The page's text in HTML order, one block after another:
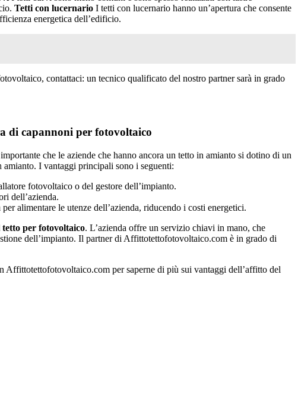
Tetti con lucernario I tetti con lucernario hanno un’apertura che consente
energetica dell’edificio.
contattaci: un tecnico qualificato del nostro partner sarà in grado
di capannoni per fotovoltaico
che le aziende che hanno ancora un tetto in amianto si dotino di un
amianto. I vantaggi principali sono i seguenti:
fotovoltaico o del gestore dell’impianto.
dell’azienda.
alimentare le utenze dell’azienda, riducendo i costi energetici.
per fotovoltaico. L’azienda offre un servizio chiavi in mano, che
dell’impianto. Il partner di Affittotettofotovoltaico.com è in grado di
Affittotettofotovoltaico.com per saperne di più sui vantaggi dell’affitto del